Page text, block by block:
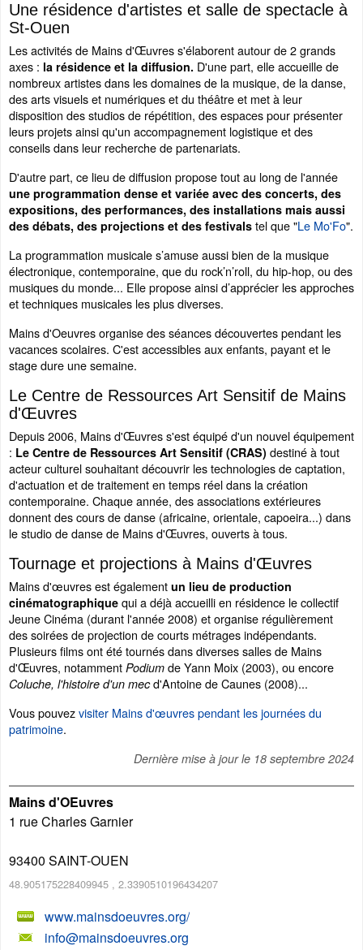
Une résidence d'artistes et salle de spectacle à
St-Ouen
Les activités de Mains d'Œuvres s'élaborent autour de 2 grands
axes : la résidence et la diffusion. D'une part, elle accueille de
nombreux artistes dans les domaines de la musique, de la danse,
des arts visuels et numériques et du théâtre et met à leur
disposition des studios de répétition, des espaces pour présenter
leurs projets ainsi qu'un accompagnement logistique et des
conseils dans leur recherche de partenariats.
D'autre part, ce lieu de diffusion propose tout au long de l'année
une programmation dense et variée avec des concerts, des
expositions, des performances, des installations mais aussi
des débats, des projections et des festivals tel que "Le Mo'Fo".
La programmation musicale s’amuse aussi bien de la musique
électronique, contemporaine, que du rock’n’roll, du hip-hop, ou des
musiques du monde... Elle propose ainsi d’apprécier les approches
et techniques musicales les plus diverses.
Mains d'Oeuvres organise des séances découvertes pendant les
vacances scolaires. C'est accessibles aux enfants, payant et le
stage dure une semaine.
Le Centre de Ressources Art Sensitif de Mains
d'Œuvres
Depuis 2006, Mains d'Œuvres s'est équipé d'un nouvel équipement
: Le Centre de Ressources Art Sensitif (CRAS) destiné à tout
acteur culturel souhaitant découvrir les technologies de captation,
d'actuation et de traitement en temps réel dans la création
contemporaine. Chaque année, des associations extérieures
donnent des cours de danse (africaine, orientale, capoeira...) dans
le studio de danse de Mains d'Œuvres, ouverts à tous.
Tournage et projections à Mains d'Œuvres
Mains d'œuvres est également un lieu de production
cinématographique qui a déjà accueilli en résidence le collectif
Jeune Cinéma (durant l'année 2008) et organise régulièrement
des soirées de projection de courts métrages indépendants.
Plusieurs films ont été tournés dans diverses salles de Mains
d'Œuvres, notamment Podium de Yann Moix (2003), ou encore
Coluche, l'histoire d'un mecd'Antoine de Caunes (2008)...
Vous pouvezvisiter Mains d'œuvres pendant les journées du
patrimoine.
Dernière mise à jour le 18 septembre 2024
Mains d'OEuvres
1 rue Charles Garnier
93400 SAINT-OUEN
48.905175228409945 , 2.3390510196434207
www.mainsdoeuvres.org/
info@mainsdoeuvres.org